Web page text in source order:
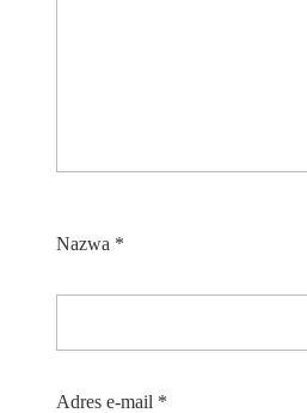
Nazwa *
Adres e-mail *